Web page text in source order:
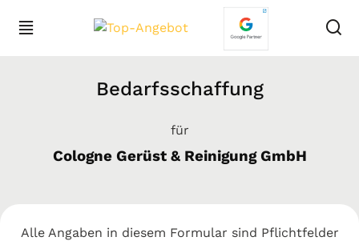
Bedarfsschaffung
für
Cologne Gerüst & Reinigung GmbH
Alle Angaben in diesem Formular sind Pflichtfelder